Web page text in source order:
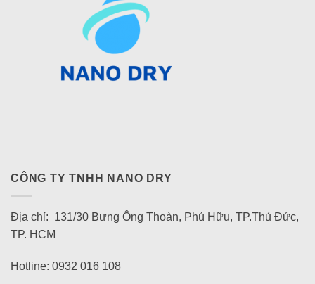
CÔNG TY TNHH NANO DRY
Địa chỉ: 131/30 Bưng Ông Thoàn, Phú Hữu, TP.Thủ Đức,
TP. HCM
Hotline: 0932 016 108